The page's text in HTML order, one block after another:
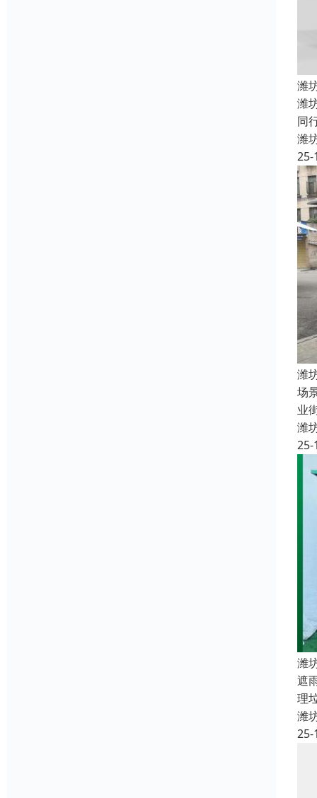
潍
潍
同
潍
25-
潍
场
业
潍
25-
潍
遮
理
潍
25-